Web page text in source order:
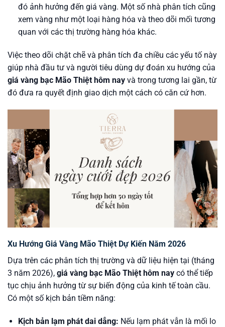
đó ảnh hưởng đến giá vàng. Một số nhà phân tích cũng
xem vàng như một loại hàng hóa và theo dõi mối tương
quan với các thị trường hàng hóa khác.
Việc theo dõi chặt chẽ và phân tích đa chiều các yếu tố này
giúp nhà đầu tư và người tiêu dùng dự đoán xu hướng của
giá vàng bạc Mão Thiệt hôm nay và trong tương lai gần, từ
đó đưa ra quyết định giao dịch một cách có căn cứ hơn.
Xu Hướng Giá Vàng Mão Thiệt Dự Kiến Năm 2026
Dựa trên các phân tích thị trường và dữ liệu hiện tại (tháng
3 năm 2026), giá vàng bạc Mão Thiệt hôm nay có thể tiếp
tục chịu ảnh hưởng từ sự biến động của kinh tế toàn cầu.
Có một số kịch bản tiềm năng:
Kịch bản lạm phát dai dẳng: Nếu lạm phát vẫn là mối lo